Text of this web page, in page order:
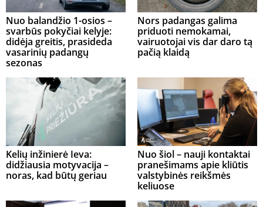
Nuo balandžio 1-osios –
svarbūs pokyčiai kelyje:
didėja greitis, prasideda
vasarinių padangų
sezonas
Nors padangas galima
priduoti nemokamai,
vairuotojai vis dar daro tą
pačią klaidą
Kelių inžinierė Ieva:
didžiausia motyvacija –
noras, kad būtų geriau
Nuo šiol – nauji kontaktai
pranešimams apie kliūtis
valstybinės reikšmės
keliuose